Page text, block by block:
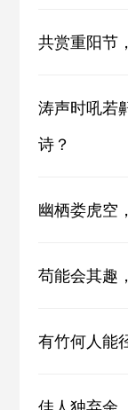
共赏重阳节
涛声时吼若
诗？
幽栖娄虎空
苟能会其趣
有竹何人能